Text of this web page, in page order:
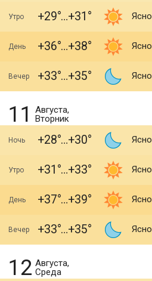
Утро +29 +31 Ясно
День +36 +38 Ясно
Вечер +33 +35 Ясно
11
Августа,
Вторник
Ночь +28 +30 Ясно
Утро +31 +33 Ясно
День +37 +39 Ясно
Вечер +33 +35 Ясно
12 Августа,
Среда